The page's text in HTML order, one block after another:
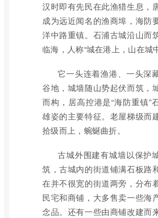
汉时即有先民在此渔猎生息，
成为远近闻名的渔商埠，海防
洋中路重镇。石浦古城沿山而
临海，人称“城在港上，山在城中
它一头连着渔港、一头深
谷地，城墙随山势起伏而筑，
而构，居高控港是“海防重镇”
雄姿的主要特征。老屋梯级而
拾级而上，蜿蜒曲折。
古城外围建有城墙以保护
筑，古城内的街道铺满石板路
在并不很宽的街道两旁，分布
民宅和商铺，大多售卖一些海
念品。还有一些由商铺改建而